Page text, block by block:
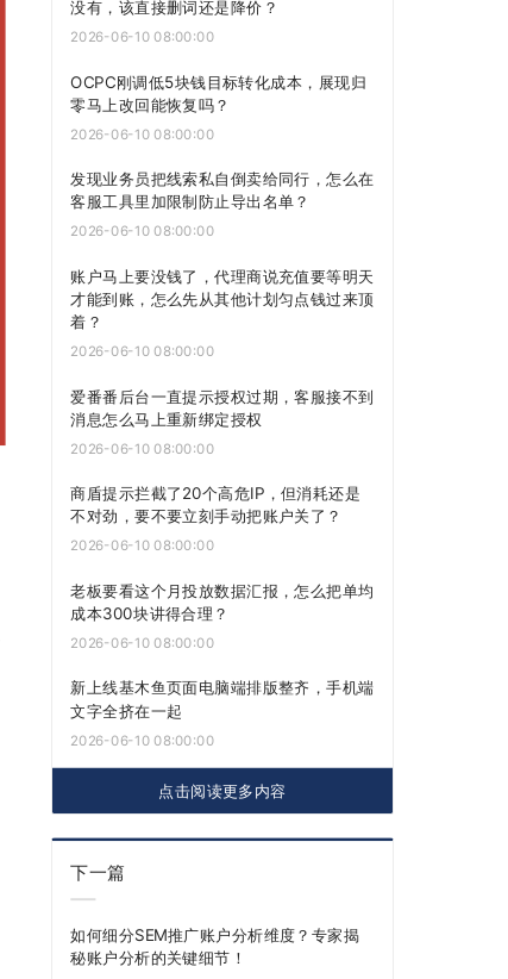
没有，该直接删词还是降价？
2026-06-10 08:00:00
OCPC刚调低5块钱目标转化成本，展现归
零马上改回能恢复吗？
2026-06-10 08:00:00
发现业务员把线索私自倒卖给同行，怎么在
客服工具里加限制防止导出名单？
2026-06-10 08:00:00
账户马上要没钱了，代理商说充值要等明天
才能到账，怎么先从其他计划匀点钱过来顶
着？
2026-06-10 08:00:00
爱番番后台一直提示授权过期，客服接不到
消息怎么马上重新绑定授权
2026-06-10 08:00:00
商盾提示拦截了20个高危IP，但消耗还是
不对劲，要不要立刻手动把账户关了？
2026-06-10 08:00:00
老板要看这个月投放数据汇报，怎么把单均
成本300块讲得合理？
2026-06-10 08:00:00
新上线基木鱼页面电脑端排版整齐，手机端
文字全挤在一起
2026-06-10 08:00:00
点击阅读更多内容
下一篇
如何细分SEM推广账户分析维度？专家揭
秘账户分析的关键细节！